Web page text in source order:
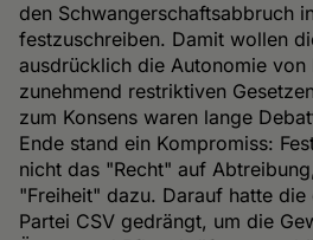
den Schwangerschaftsabbruch
festzuschreiben. Damit wollen
ausdrücklich die Autonomie von
zunehmend restriktiven
zum Konsens waren lange
Ende stand ein Kompromiss:
nicht das "Recht" auf
"Freiheit" dazu. Darauf hatte
Partei CSV gedrängt, um die